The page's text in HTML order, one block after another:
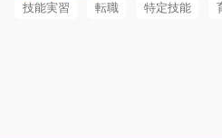
時給1100円
技能実習 転職 特定技能